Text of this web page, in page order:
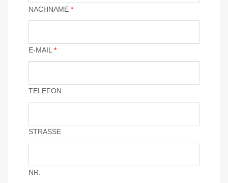
NACHNAME *
E-MAIL *
TELEFON
STRASSE
NR.